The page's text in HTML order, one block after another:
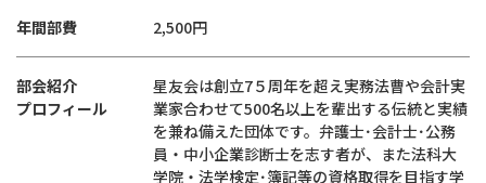
年間部費 2,500円
部会紹介
プロフィール
星友会は創立7５周年を超え実務法曹や会計実
業家合わせて500名以上を輩出する伝統と実績
を兼ね備えた団体です。弁護士･会計士･公務
員・中小企業診断士を志す者が、また法科大
学院・法学検定･簿記等の資格取得を目指す学